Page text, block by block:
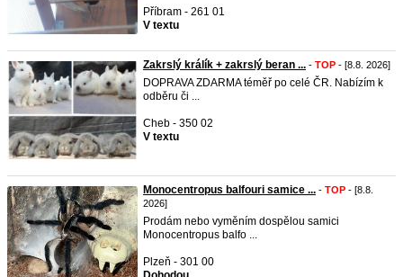
Příbram - 261 01
V textu
Zakrslý králík + zakrslý beran ... - TOP - [8.8. 2026]
DOPRAVA ZDARMA téměř po celé ČR. Nabízím k
odběru či ...
Cheb - 350 02
V textu
Monocentropus balfouri samice ... - TOP - [8.8.
2026]
Prodám nebo vyměním dospělou samici
Monocentropus balfo ...
Plzeň - 301 00